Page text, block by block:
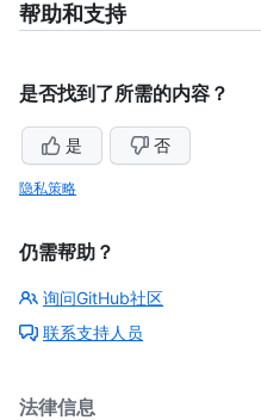
帮助和支持
是否找到了所需的内容？
是 否
隐私策略
仍需帮助？
询问GitHub社区
联系支持人员
法律信息